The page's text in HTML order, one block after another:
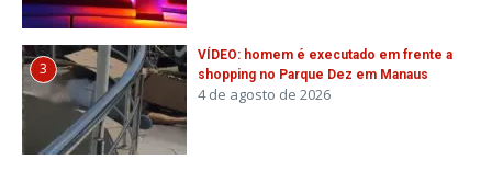
3
VÍDEO: homem é executado em frente a
shopping no Parque Dez em Manaus
4 de agosto de 2026